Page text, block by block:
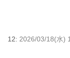
12: 2026/03/18(水)